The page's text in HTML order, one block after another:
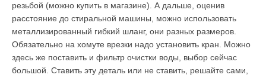
резьбой (можно купить в магазине). А дальше, оценив
расстояние до стиральной машины, можно использовать
металлизированный гибкий шланг, они разных размеров.
Обязательно на хомуте врезки надо установить кран. Можно
здесь же поставить и фильтр очистки воды, выбор сейчас
большой. Ставить эту деталь или не ставить, решайте сами,